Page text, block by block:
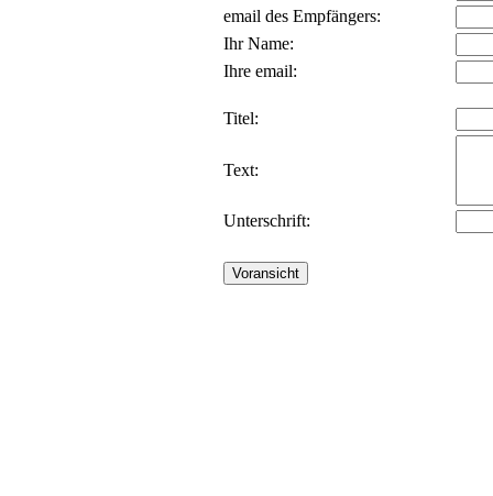
email des Empfängers:
Ihr Name:
Ihre email:
Titel:
Text:
Unterschrift: